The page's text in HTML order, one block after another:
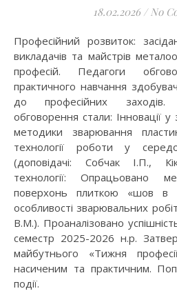
18.02.2026 / No
Професійний розвиток: засідання методичної комісії
викладачів та майстрів
професій. Педагоги
практичного навчання
до професійних
обговорення стали: Інновації
методики зварювання
технології роботи у
(доповідачі: Собчак І.П.,
технології: Опрацьовано
поверхонь плиткою «шов
особливості зварювальних
В.М.). Проаналізовано
семестр 2025-2026 н.р.
майбутнього «Тижня
насиченим та практичним.
події.